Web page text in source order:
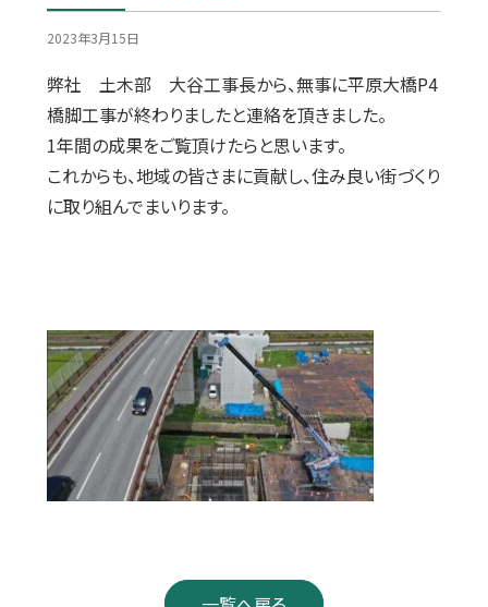
2023年3月15日
弊社 土木部 大谷工事長から、無事に平原大橋P4
橋脚工事が終わりましたと連絡を頂きました。
1年間の成果をご覧頂けたらと思います。
これからも、地域の皆さまに貢献し、住み良い街づくり
に取り組んでまいります。